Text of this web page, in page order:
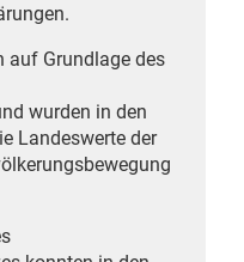
auf Grundlage des
wurden in den
Landeswerte der